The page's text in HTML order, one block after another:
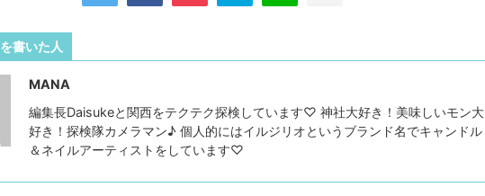
書いた人
MANA
編集長Daisukeと関西をテクテク探検しています♡ 神社大好き！美味しいモン大
好き！探検隊カメラマン♪ 個人的にはイルジリオというブランド名でキャンドル
＆ネイルアーティストをしています♡